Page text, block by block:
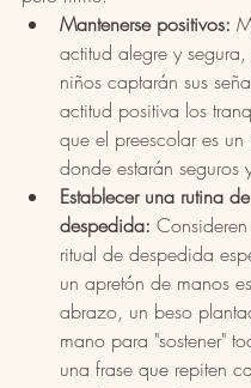
Mantenerse positivos:
actitud alegre y
niños captarán sus
actitud positiva los
que el preescolar es
donde estarán seguros
Establecer una rutina de
despedida:
ritual de despedida
un apretón de manos
abrazo, un beso
mano para "sostener"
una frase que repiten